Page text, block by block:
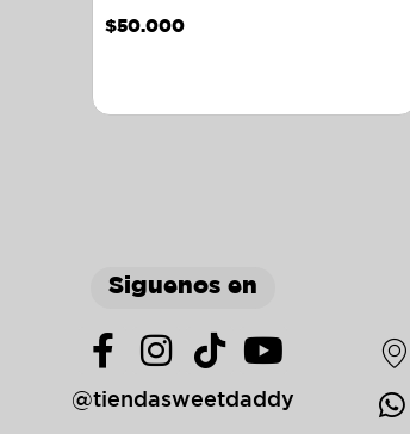
$50.000
Siguenos en
@tiendasweetdaddy